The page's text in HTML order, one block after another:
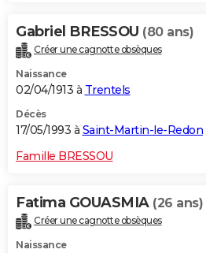
Gabriel BRESSOU (80 ans)
Créer une cagnotte obsèques
Naissance
02/04/1913 à Trentels
Décès
17/05/1993 à Saint-Martin-le-Redon
Famille BRESSOU
Fatima GOUASMIA (26 ans)
Créer une cagnotte obsèques
Naissance